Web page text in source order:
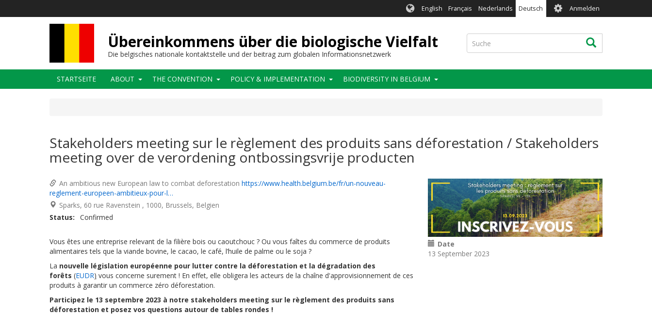
English Français Nederlands Deutsch User
account
menu
Anmelden
Übereinkommens über die biologische Vielfalt
Die belgisches nationale kontaktstelle und der beitrag zum globalen Informationsnetzwerk
Suche Suche
Main
navigation
STARTSEITE ABOUT THE CONVENTION POLICY & IMPLEMENTATION BIODIVERSITY IN BELGIUM
Stakeholders meeting sur le règlement des produits sans déforestation / Stakeholders
meeting over de verordening ontbossingsvrije producten
An ambitious new European law to combat deforestation https://www.health.belgium.be/fr/un-nouveau-
reglement-europeen-ambitieux-pour-l…
Sparks, 60 rue Ravenstein
1000 Brussels Belgien
Status
Confirmed
Vous êtes une entreprise relevant de la filière bois ou caoutchouc ? Ou vous faîtes du commerce de produits
alimentaires tels que la viande bovine, le cacao, le café, l’huile de palme ou le soja ?
La nouvelle législation européenne pour lutter contre la déforestation et la dégradation des
forêts (EUDR) vous concerne surement ! En effet, elle obligera les acteurs de la chaîne d'approvisionnement de ces
produits à garantir un commerce zéro déforestation.
Participez le 13 septembre 2023 à notre stakeholders meeting sur le règlement des produits sans
déforestation et posez vos questions autour de tables rondes !
Date
13 September 2023